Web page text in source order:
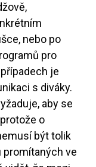
nebo po
pro
je
s diváky.
aby se
o
být tolik
promítaných ve